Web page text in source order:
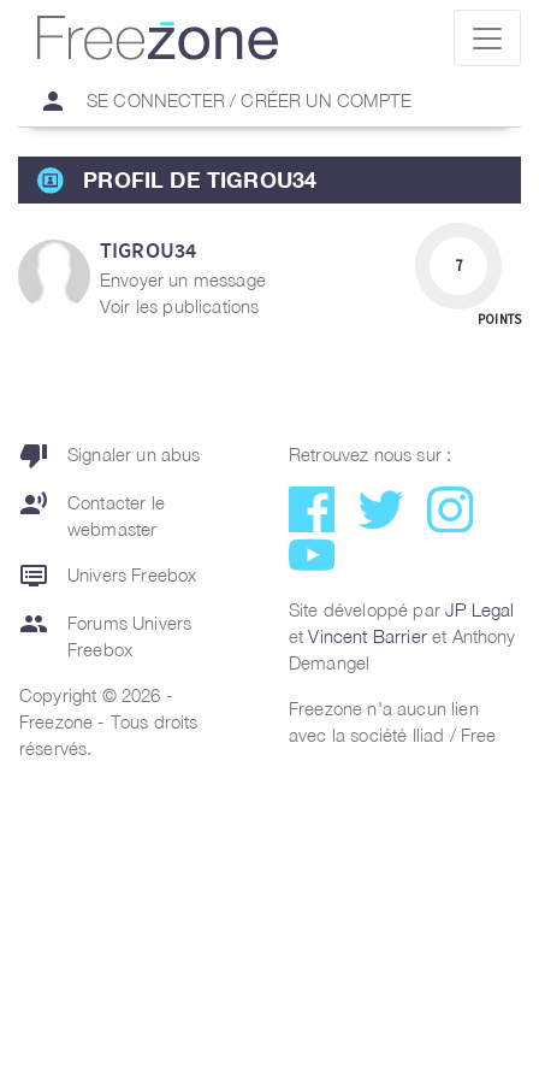
person SE CONNECTER / CRÉER UN COMPTE
PROFIL DE TIGROU34
TIGROU34
Envoyer un message
Voir les publications
7
POINTS
thumb_down Signaler un abus
record_voice_over
Contacter le
webmaster
dvr Univers Freebox
group
Forums Univers
Freebox
Copyright © 2026 -
Freezone - Tous droits
réservés.
Retrouvez nous sur :
Site développé parJP Legal
etVincent Barrieret Anthony
Demangel
Freezone n'a aucun lien
avec la société Iliad / Free